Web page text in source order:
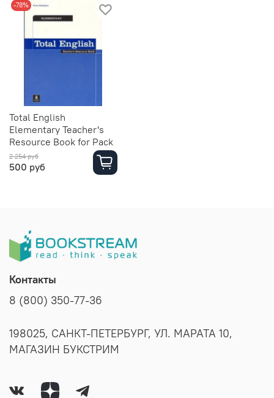
-78%
Total English
Elementary Teacher's
Resource Book for Pack
2 254 руб
500 руб
Контакты
8 (800) 350-77-36
198025, САНКТ-ПЕТЕРБУРГ, УЛ. МАРАТА 10,
МАГАЗИН БУКСТРИМ